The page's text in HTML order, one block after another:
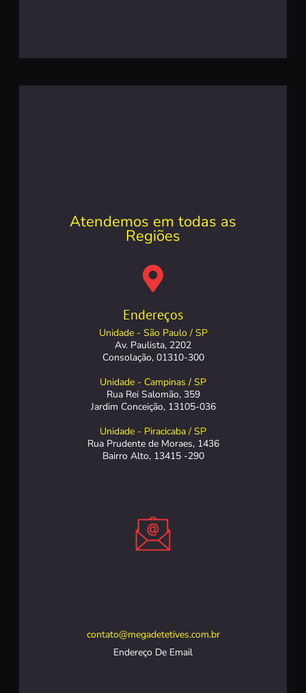
Atendemos em todas as
Regiões
Endereços
Unidade - São Paulo / SP
Av. Paulista, 2202
Consolação, 01310-300
Unidade - Campinas / SP
Rua Rei Salomão, 359
Jardim Conceição, 13105-036
Unidade - Piracicaba / SP
Rua Prudente de Moraes, 1436
Bairro Alto, 13415 -290
contato@megadetetives.com.br
Endereço De Email